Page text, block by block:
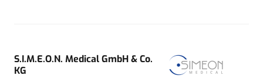
S.I.M.E.O.N. Medical GmbH & Co.
KG